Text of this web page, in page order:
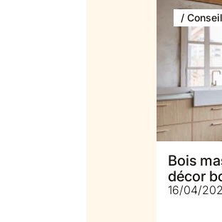
/
Bois
décor
choisir
16/04/